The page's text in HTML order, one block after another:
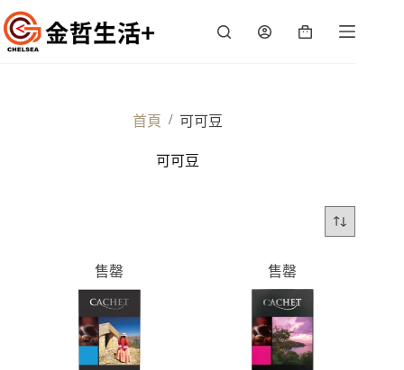
跳
至
主
購
首頁 / 可可豆
可可豆
售罄 售罄